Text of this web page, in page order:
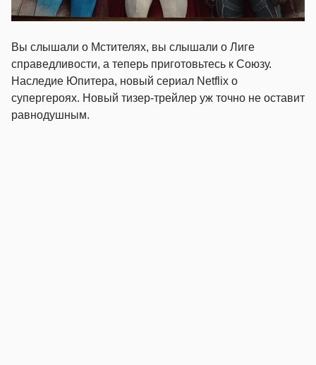
Вы слышали о Мстителях, вы слышали о Лиге
справедливости, а теперь приготовьтесь к Союзу.
Наследие Юпитера, новый сериал Netflix о
супергероях. Новый тизер-трейлер уж точно не оставит
равнодушным.